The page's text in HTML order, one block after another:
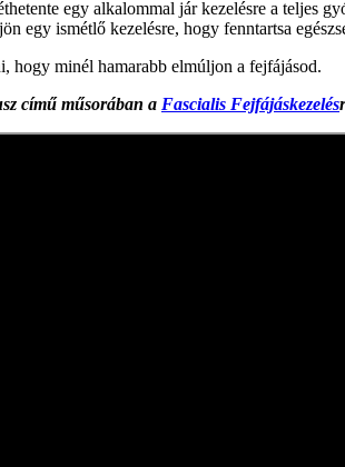
egy alkalommal jár kezelésre a teljes
egy ismétlő kezelésre, hogy fenntartsa
hogy minél hamarabb elmúljon a fejfájásod.
című műsorában a Fascialis Fejfájáskezelés